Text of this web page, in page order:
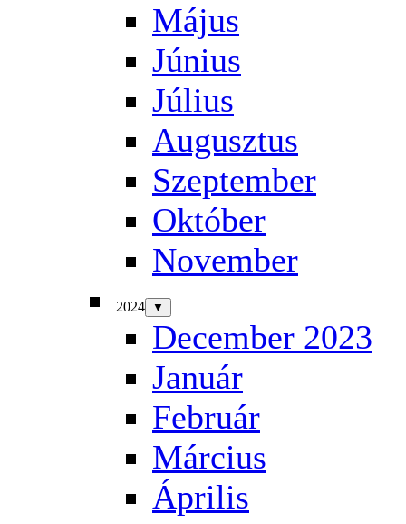
Május
Június
Július
Augusztus
Szeptember
Október
November
2024 ▼
December 2023
Január
Február
Március
Április